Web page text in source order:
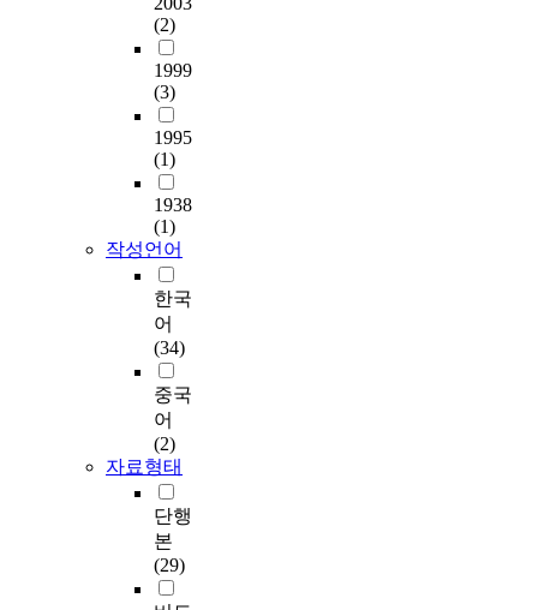
(2)
1999
(3)
1995
(1)
1938
(1)
작성언어
한국
어
(34)
중국
어
(2)
자료형태
단행
본
(29)